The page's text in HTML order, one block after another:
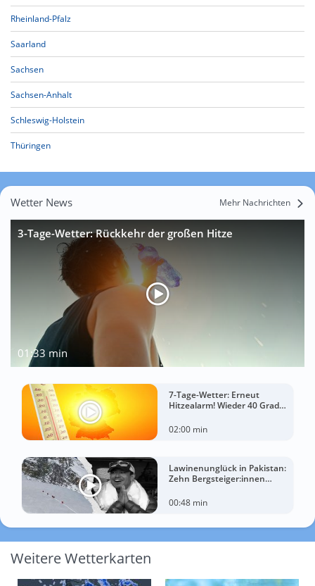
Rheinland-Pfalz
Saarland
Sachsen
Sachsen-Anhalt
Schleswig-Holstein
Thüringen
Wetter News Mehr Nachrichten
3-Tage-Wetter: Rückkehr der großen Hitze
01:33 min
7-Tage-Wetter: Erneut
Hitzealarm! Wieder 40 Grad
02:00 min
Lawinenunglück in Pakistan:
Zehn Bergsteiger:innen
00:48 min
Weitere Wetterkarten